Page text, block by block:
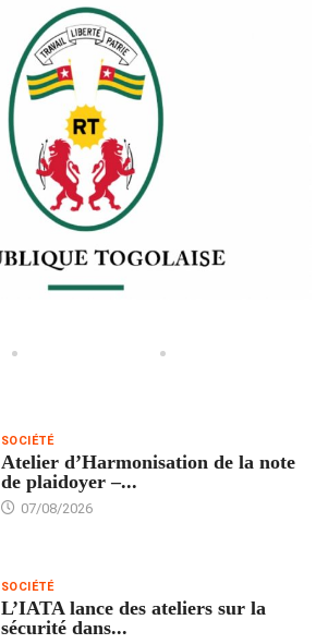
SOCIÉTÉ
Atelier d’Harmonisation de la note
de plaidoyer –...
07/08/2026
SOCIÉTÉ
L’IATA lance des ateliers sur la
sécurité dans...